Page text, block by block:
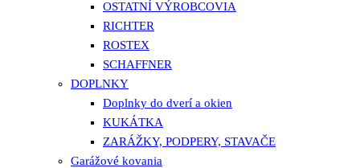
OSTATNÍ VÝROBCOVIA
RICHTER
ROSTEX
SCHAFFNER
DOPLNKY
Doplnky do dverí a okien
KUKÁTKA
ZARÁŽKY, PODPERY, STAVAČE
Garážové kovania